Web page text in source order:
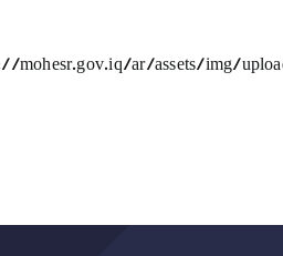
mohesr.gov.iq/ar/assets/img/